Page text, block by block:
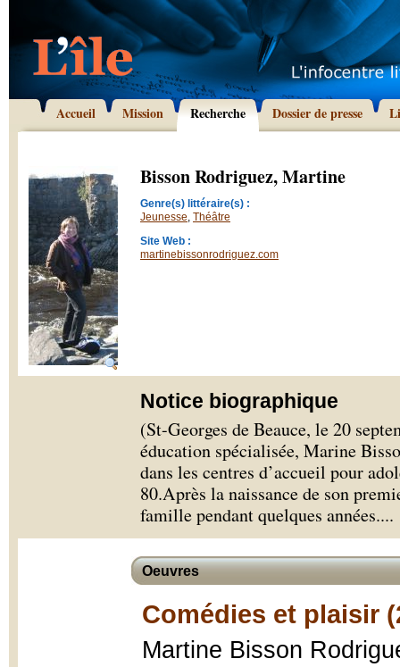
Accueil Mission Recherche Dossier de presse
Bisson Rodriguez, Martine
Genre(s) littéraire(s) :
Jeunesse, Théâtre
Site Web :
martinebissonrodriguez.com
Notice biographique
(St-Georges de Beauce, le 20
éducation spécialisée, Marine
dans les centres d’accueil pour
80.Après la naissance de son
famille pendant quelques années....
Oeuvres
Comédies et plaisir
Martine Bisson